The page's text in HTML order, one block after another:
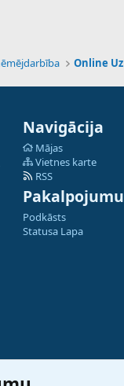
Navigācija
Mājas
Vietnes karte
RSS
Pakalpojumu
Podkāsts
Statusa Lapa